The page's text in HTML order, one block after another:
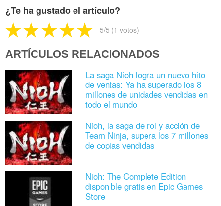
¿Te ha gustado el artículo?
5/5 (1 votos)
ARTÍCULOS RELACIONADOS
La saga Nioh logra un nuevo hito
de ventas: Ya ha superado los 8
millones de unidades vendidas en
todo el mundo
Nioh, la saga de rol y acción de
Team Ninja, supera los 7 millones
de copias vendidas
Nioh: The Complete Edition
disponible gratis en Epic Games
Store